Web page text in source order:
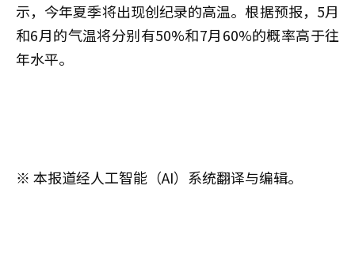
示，今年夏季将出现创纪录的高温。根据预报，5月
和6月的气温将分别有50%和7月60%的概率高于往
年水平。
※ 本报道经人工智能（AI）系统翻译与编辑。